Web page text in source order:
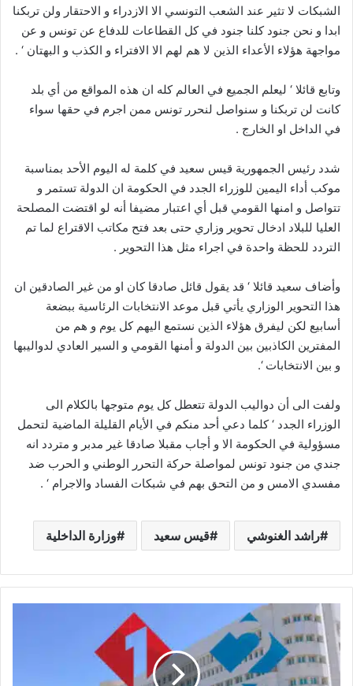
الشبكات لا تثير عند الشعب التونسي الا الازدراء و الاحتقار ولن تربكنا
ابدا و نحن جنود كلنا جنود في كل القطاعات للدفاع عن تونس و عن
مواجهة هؤلاء الأعداء الذين لا هم لهم الا الافتراء و الكذب و البهتان ‘ .
وتابع قائلا ‘ ليعلم الجميع في العالم كله ان هذه المواقع من أي بلد
كانت لن تربكنا و سنواصل لنحرر تونس ممن اجرم في حقها سواء
في الداخل او الخارج .
شدد رئيس الجمهورية قيس سعيد في كلمة له اليوم الأحد بمناسبة
موكب أداء اليمين للوزراء الجدد في الحكومة ان الدولة تستمر و
تتواصل و امنها القومي قبل أي اعتبار مضيفا أنه لو اقتضت المصلحة
العليا للبلاد ادخال تحوير وزاري حتى بعد فتح مكاتب الاقتراع لما تم
التردد للحظة واحدة في اجراء مثل هذا التحوير .
وأضاف سعيد قائلا ‘ قد يقول قائل صادقا كان او من غير الصادقين ان
هذا التحوير الوزاري يأتي قبل موعد الانتخابات الرئاسية ببضعة
أسابيع لكن ليفرق هؤلاء الذين نستمع اليهم كل يوم و هم من
المفترين الكاذبين بين الدولة و أمنها القومي و السير العادي لدواليبها
و بين الانتخابات ‘.
ولفت الى أن دواليب الدولة تتعطل كل يوم متوجها بالكلام الى
الوزراء الجدد ‘ كلما دعي أحد منكم في الأيام القليلة الماضية لتحمل
مسؤولية في الحكومة الا و أجاب مقبلا صادقا غير مدبر و متردد انه
جندي من جنود تونس لمواصلة حركة التحرر الوطني و الحرب ضد
مفسدي الامس و من التحق بهم في شبكات الفساد والاجرام ‘ .
راشد الغنوشي قيس سعيد وزارة الداخلية
التلفزة
الوطنية
تزف
بشرى
هامة